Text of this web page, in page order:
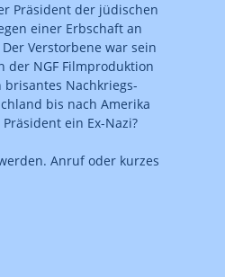
Präsident der jüdischen
einer Erbschaft an
Verstorbene war sein
der NGF Filmproduktion
Nachkriegs-
bis nach Amerika
ein Ex-Nazi?
Anruf oder kurzes